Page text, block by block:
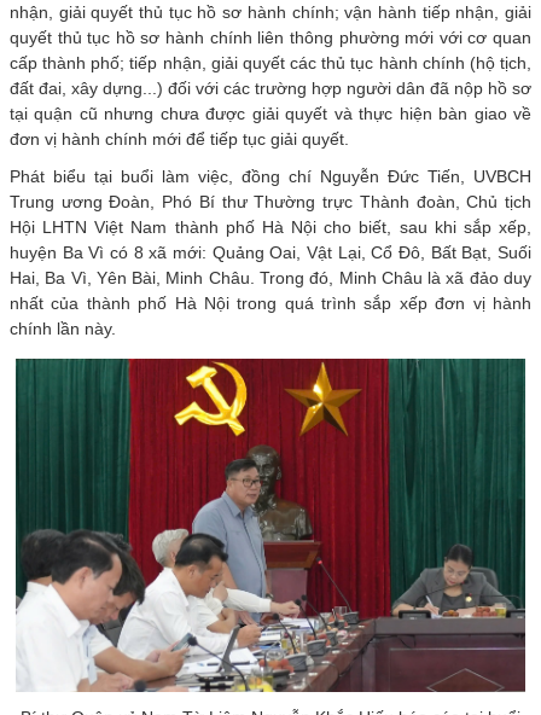
nhận, giải quyết thủ tục hồ sơ hành chính; vận hành tiếp nhận, giải
quyết thủ tục hồ sơ hành chính liên thông phường mới với cơ quan
cấp thành phố; tiếp nhận, giải quyết các thủ tục hành chính (hộ tịch,
đất đai, xây dựng...) đối với các trường hợp người dân đã nộp hồ sơ
tại quận cũ nhưng chưa được giải quyết và thực hiện bàn giao về
đơn vị hành chính mới để tiếp tục giải quyết.
Phát biểu tại buổi làm việc, đồng chí Nguyễn Đức Tiến, UVBCH
Trung ương Đoàn, Phó Bí thư Thường trực Thành đoàn, Chủ tịch
Hội LHTN Việt Nam thành phố Hà Nội cho biết, sau khi sắp xếp,
huyện Ba Vì có 8 xã mới: Quảng Oai, Vật Lại, Cổ Đô, Bất Bạt, Suối
Hai, Ba Vì, Yên Bài, Minh Châu. Trong đó, Minh Châu là xã đảo duy
nhất của thành phố Hà Nội trong quá trình sắp xếp đơn vị hành
chính lần này.